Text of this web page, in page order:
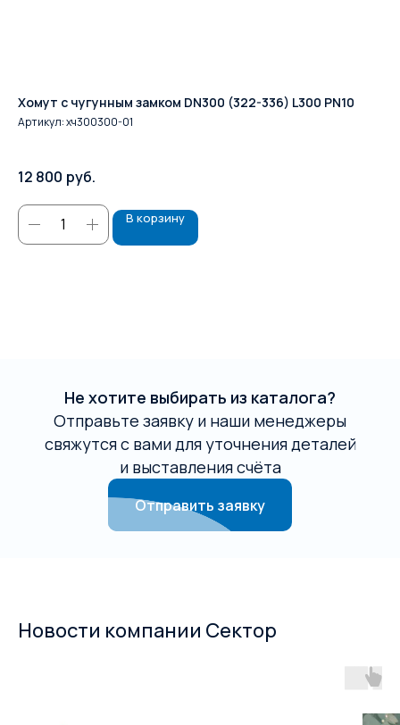
Хомут с чугунным замком DN300 (322-336) L300 PN10
Артикул:хч300300-01
12 800 руб.
В корзину
Не хотите выбирать из каталога?
Отправьте заявку и наши менеджеры
свяжутся с вами для уточнения деталей
и выставления счёта
Отправить заявку
Новости компании Сектор